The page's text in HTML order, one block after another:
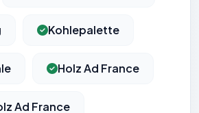
Kohlepalette
Holz Ad France
Ad France